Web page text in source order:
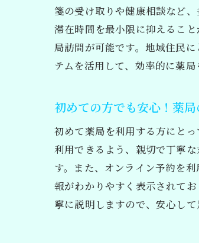
箋の受け取りや健康相談など
滞在時間を最小限に抑えるこ
局訪問が可能です。地域住民
テムを活用して、効率的に薬局
初めての方でも安心！薬
初めて薬局を利用する方にと
利用できるよう、親切で丁寧
す。また、オンライン予約を
報がわかりやすく表示されて
寧に説明しますので、安心して